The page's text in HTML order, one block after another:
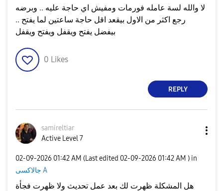
لا والله لسة عامله فورمات ومفيش اي حاجة عليه .. وبرضه
رجع اكثر من الاول بيقعد اقل حاجة ساعتين لما يفتح ..
بيفضل يفتح ويقفل ويفتح ويقفل
0 Likes
REPLY
samireltiar
Active Level 7
‎02-09-2026 01:42 AM (Last edited ‎02-09-2026 01:42 AM ) in
جالاكسى A
هل المشكلة ظهرت لك بعد عمل تحديث ولا ظهرت فجأة